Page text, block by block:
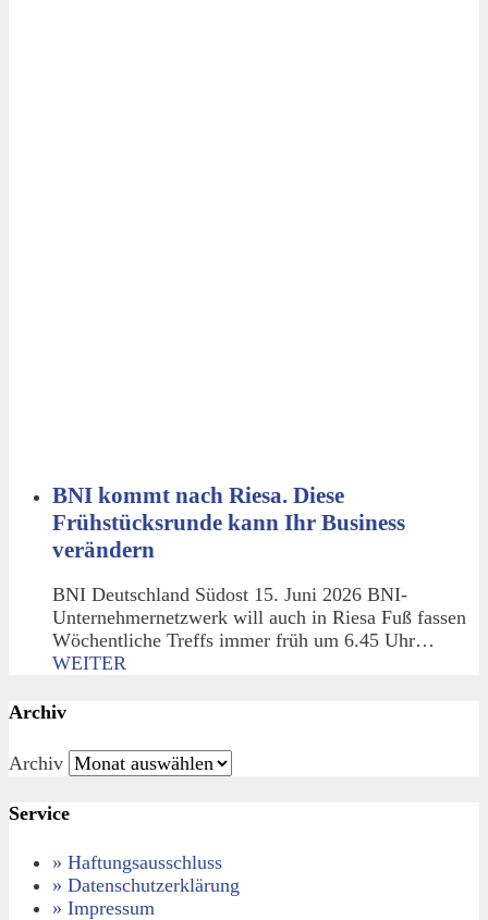
BNI kommt nach Riesa. Diese
Frühstücksrunde kann Ihr Business
verändern
BNI Deutschland Südost 15. Juni 2026 BNI-
Unternehmernetzwerk will auch in Riesa Fuß fassen
Wöchentliche Treffs immer früh um 6.45 Uhr…
WEITER
Archiv
Archiv
Service
» Haftungsausschluss
» Datenschutzerklärung
» Impressum